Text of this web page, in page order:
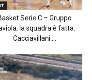
Serie C – Gruppo
la squadra è fatta.
Cacciavillani:...